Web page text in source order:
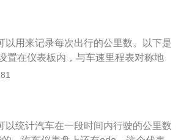
实际油耗。
灯；4、变速器挡位指示灯；5、制动
和安全气囊警报灯；7、前后雾灯指示
用来记录每次出行的公里数。以下是
置在仪表板内，与车速里程表对称地
．它接收点火线圈中初级电流中断时
数，供短期计数，这是可以清零的。
表累积的里程数字存储在非易失性存
汽车里程表一般在驾驶位置正前方。
统计汽车在一段时间内行驶的公里数